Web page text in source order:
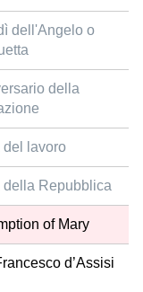
dell'Angelo o
della
del lavoro
della Repubblica
of Mary
d’Assisi